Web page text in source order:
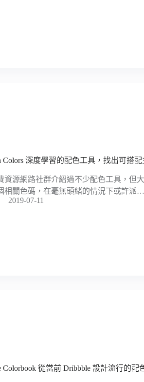
Colors 深度學習的配色工具，找出可搭
資源網路社群介紹過不少配色工具，但
相關色碼，在毫無頭緒的情況下或許派…
2019-07-11
Colorbook 從當前 Dribbble 設計流行的配